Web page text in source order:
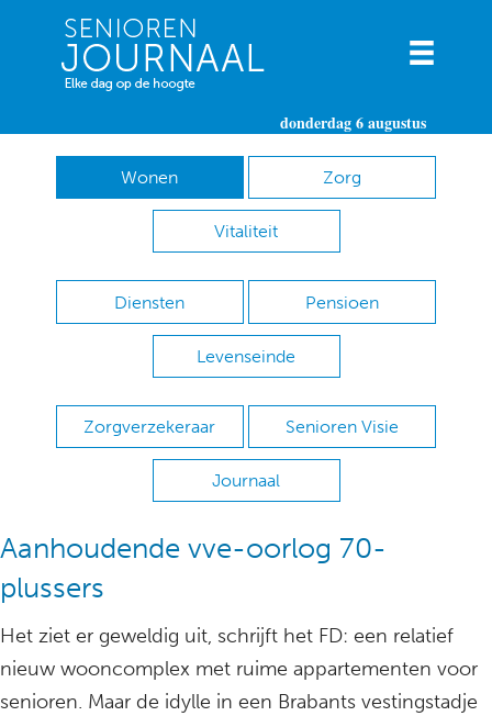
donderdag 6 augustus
Wonen Zorg
Vitaliteit
Diensten Pensioen
Levenseinde
Zorgverzekeraar Senioren Visie
Journaal
Aanhoudende vve-oorlog 70-
plussers
Het ziet er geweldig uit, schrijft het FD: een relatief
nieuw wooncomplex met ruime appartementen voor
senioren. Maar de idylle in een Brabants vestingstadje